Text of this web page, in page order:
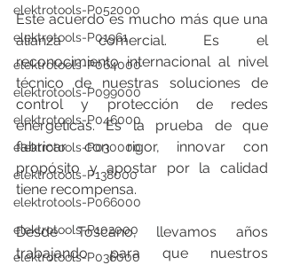
elektrotools-P052000
elektrotools-P01961
elektrotools-P064000
elektrotools-P099000
elektrotools-P046000
elektrotools-P030000
elektrotools-P138000
elektrotools-P066000
elektrotools-P102000
elektrotools-P036000
Este acuerdo es mucho más que una
alianza comercial. Es el
reconocimiento internacional al nivel
técnico de nuestras soluciones de
control y protección de redes
energéticas. Es la prueba de que
fabricar con rigor, innovar con
propósito y apostar por la calidad
tiene recompensa.
Desde Toscano, llevamos años
trabajando para que nuestros